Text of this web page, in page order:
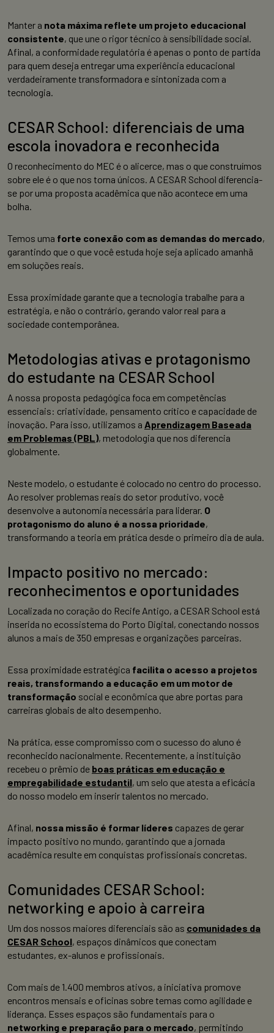
Manter a nota máxima reflete um projeto educacional
consistente, que une o rigor técnico à sensibilidade social.
Afinal, a conformidade regulatória é apenas o ponto de partida
para quem deseja entregar uma experiência educacional
verdadeiramente transformadora e sintonizada com a
tecnologia.
CESAR School: diferenciais de uma
escola inovadora e reconhecida
O reconhecimento do MEC é o alicerce, mas o que construímos
sobre ele é o que nos torna únicos. A CESAR School diferencia-
se por uma proposta acadêmica que não acontece em uma
bolha.
Temos uma forte conexão com as demandas do mercado,
garantindo que o que você estuda hoje seja aplicado amanhã
em soluções reais.
Essa proximidade garante que a tecnologia trabalhe para a
estratégia, e não o contrário, gerando valor real para a
sociedade contemporânea.
Metodologias ativas e protagonismo
do estudante na CESAR School
A nossa proposta pedagógica foca em competências
essenciais: criatividade, pensamento crítico e capacidade de
inovação. Para isso, utilizamos a Aprendizagem Baseada
em Problemas (PBL), metodologia que nos diferencia
globalmente.
Neste modelo, o estudante é colocado no centro do processo.
Ao resolver problemas reais do setor produtivo, você
desenvolve a autonomia necessária para liderar. O
protagonismo do aluno é a nossa prioridade,
transformando a teoria em prática desde o primeiro dia de aula.
Impacto positivo no mercado:
reconhecimentos e oportunidades
Localizada no coração do Recife Antigo, a CESAR School está
inserida no ecossistema do Porto Digital, conectando nossos
alunos a mais de 350 empresas e organizações parceiras.
Essa proximidade estratégica facilita o acesso a projetos
reais, transformando a educação em um motor de
transformação social e econômica que abre portas para
carreiras globais de alto desempenho.
Na prática, esse compromisso com o sucesso do aluno é
reconhecido nacionalmente. Recentemente, a instituição
recebeu o prêmio de boas práticas em educação e
empregabilidade estudantil, um selo que atesta a eficácia
do nosso modelo em inserir talentos no mercado.
Afinal, nossa missão é formar líderes capazes de gerar
impacto positivo no mundo, garantindo que a jornada
acadêmica resulte em conquistas profissionais concretas.
Comunidades CESAR School:
networking e apoio à carreira
Um dos nossos maiores diferenciais são as comunidades da
CESAR School, espaços dinâmicos que conectam
estudantes, ex-alunos e profissionais.
Com mais de 1.400 membros ativos, a iniciativa promove
encontros mensais e oficinas sobre temas como agilidade e
liderança. Esses espaços são fundamentais para o
networking e preparação para o mercado, permitindo